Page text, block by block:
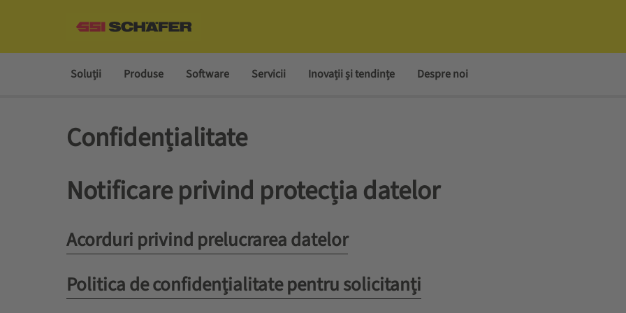
Soluții Produse Software Servicii Inovații și tendințe Despre noi
Confidențialitate
Notificare privind protecția datelor
Acorduri privind prelucrarea datelor
Politica de confidențialitate pentru solicitanți